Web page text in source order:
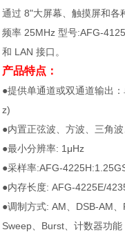
通过 8"大屏幕、触摸屏和各
频率 25MHz 型号:AFG-
和 LAN 接口。
产品特点：
●提供单通道或双通道输出
z)
●内置正弦波、方波、三角
●最小分辨率: 1μHz
●采样率:AFG-
●内存长度: AFG-4225E/
●调制方式: AM、DSB-AM
Sweep、Burst、计数器功能